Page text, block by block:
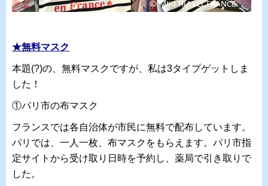
★無料マスク
本題(?)の、無料マスクですが、私は3タイプゲットしま
した！
①パリ市の布マスク
フランスでは各自治体が市民に無料で配布しています。
パリでは、一人一枚、布マスクをもらえます。パリ市指
定サイトから受け取り日時を予約し、薬局で引き取りで
した。